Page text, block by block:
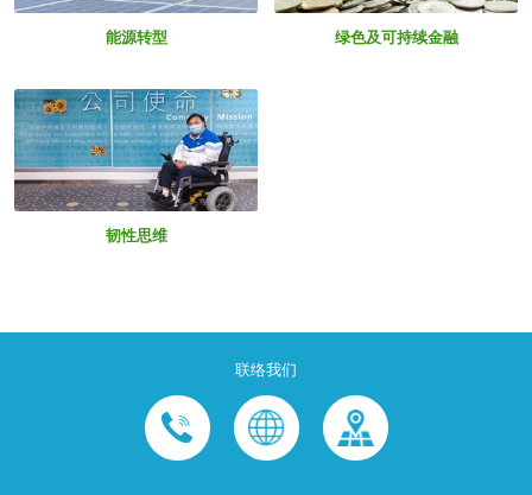
能源转型 绿色及可持续金融
韧性思维
联络我们